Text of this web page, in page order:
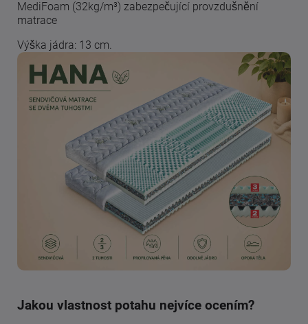
MediFoam (32kg/m³) zabezpečující provzdušnění
matrace
Výška jádra: 13 cm.
Jakou vlastnost potahu nejvíce ocením?